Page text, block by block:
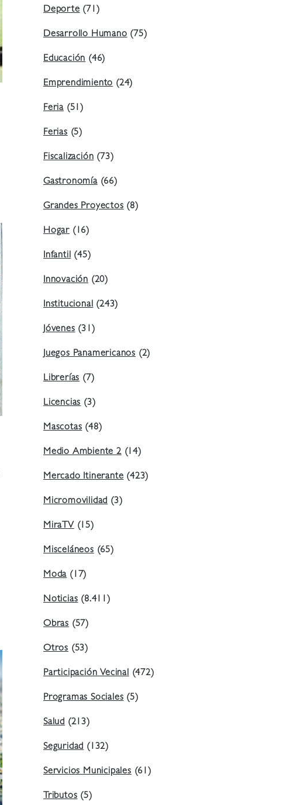
Deporte(71)
Desarrollo Humano(75)
Educación(46)
Emprendimiento(24)
Feria (51)
Ferias(5)
Fiscalización(73)
Gastronomía(66)
Grandes Proyectos(8)
Hogar (16)
Infantil(45)
Innovación (20)
Institucional(243)
Jóvenes(31)
Juegos Panamericanos (2)
Librerías(7)
Licencias(3)
Mascotas(48)
Medio Ambiente 2(14)
Mercado Itinerante(423)
Micromovilidad(3)
MiraTV(15)
Misceláneos(65)
Moda(17)
Noticias(8.411)
Obras (57)
Otros (53)
Participación Vecinal(472)
Programas Sociales(5)
Salud (213)
Seguridad(132)
Servicios Municipales(61)
Tributos(5)